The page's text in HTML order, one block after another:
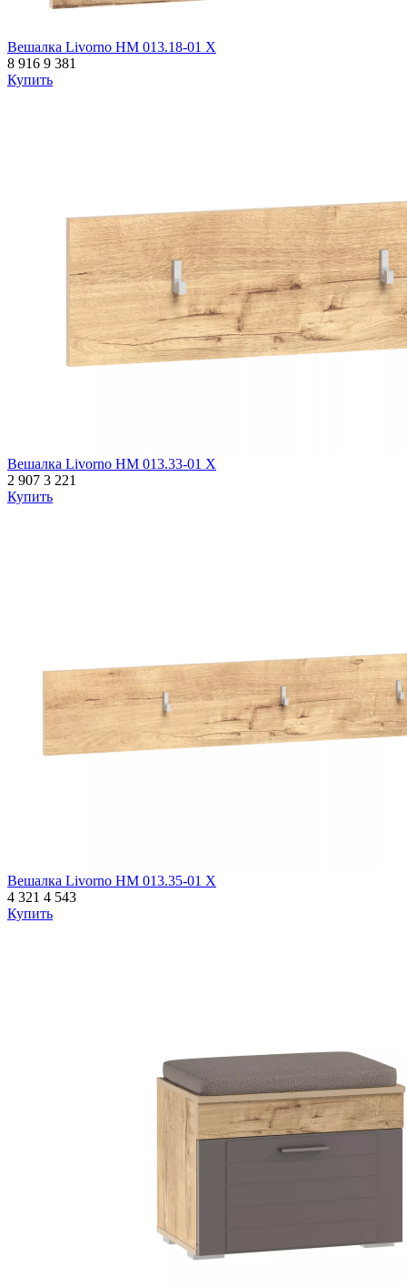
Вешалка Livorno НМ 013.18-01 Х
8 916 9 381
Купить
Вешалка Livorno НМ 013.33-01 Х
2 907 3 221
Купить
Вешалка Livorno НМ 013.35-01 Х
4 321 4 543
Купить